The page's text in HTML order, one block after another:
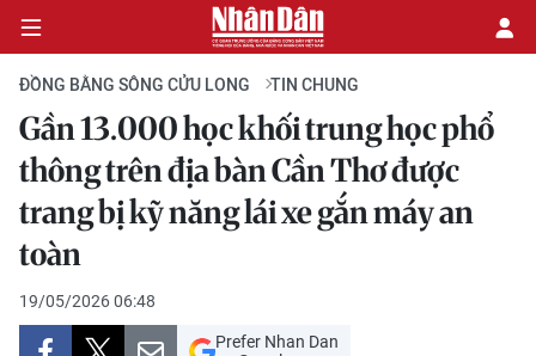
CHÍNH TRỊ
KINH TẾ
XÃ HỘI
ĐỒNG BẰNG SÔNG CỬU LONG TIN CHUNG
Gần 13.000 học khối trung học phổ
thông trên địa bàn Cần Thơ được
trang bị kỹ năng lái xe gắn máy an
toàn
19/05/2026 06:48
Prefer Nhan Dan